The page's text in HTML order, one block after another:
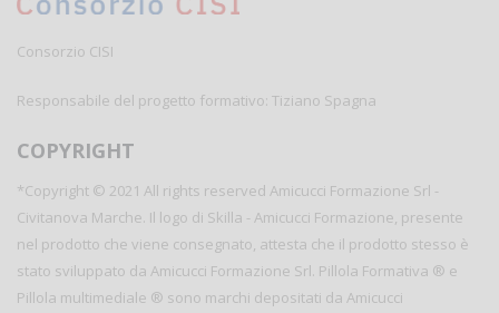
Consorzio CISI
Responsabile del progetto formativo: Tiziano Spagna
COPYRIGHT
*Copyright © 2021 All rights reserved Amicucci Formazione Srl -
Civitanova Marche. Il logo di Skilla - Amicucci Formazione, presente
nel prodotto che viene consegnato, attesta che il prodotto stesso è
stato sviluppato da Amicucci Formazione Srl. Pillola Formativa ® e
Pillola multimediale ® sono marchi depositati da Amicucci